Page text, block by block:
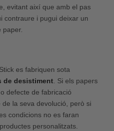
evitant així que amb el pas
contraure i pugui deixar un
paper.
es fabriquen sota
de desistiment . Si els papers
defecte de fabricació
la seva devolució, però si
condicions no es faran
personalitzats.